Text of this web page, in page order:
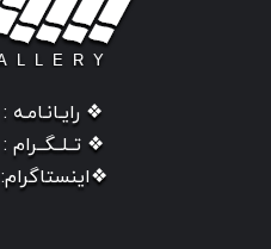
❖ رایـانـامـه :
❖ تــلــگــرام :
❖اینستاگرام: